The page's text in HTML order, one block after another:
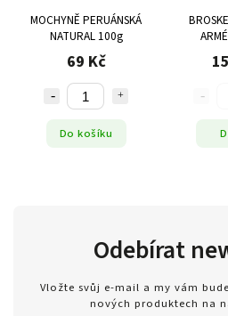
MOCHYNĚ PERUÁNSKÁ
NATURAL 100g
69 Kč
Do košíku
Odebírat
Vložte svůj e-mail a my vám
nových produktech na